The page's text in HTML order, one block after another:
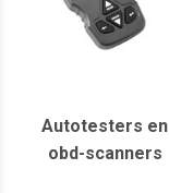
Autotesters en
obd-scanners